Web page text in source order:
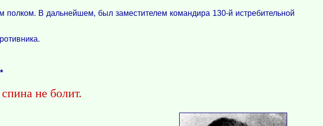
В дальнейшем, был заместителем командира 130-й истребительной
не болит.